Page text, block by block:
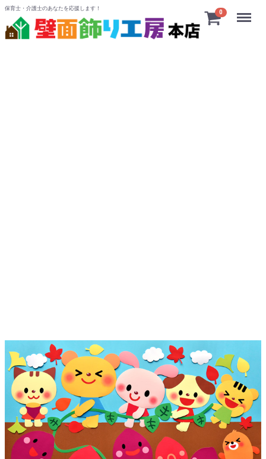
保育士・介護士のあなたを応援します！
0 Menu